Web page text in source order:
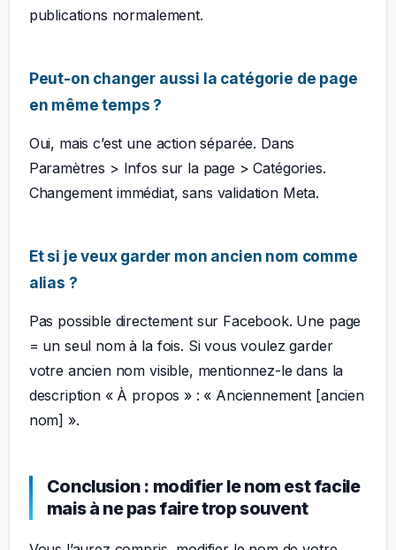
publications normalement.
Peut-on changer aussi la catégorie de page
en même temps ?
Oui, mais c’est une action séparée. Dans
Paramètres > Infos sur la page > Catégories.
Changement immédiat, sans validation Meta.
Et si je veux garder mon ancien nom comme
alias ?
Pas possible directement sur Facebook. Une page
= un seul nom à la fois. Si vous voulez garder
votre ancien nom visible, mentionnez-le dans la
description « À propos » : « Anciennement [ancien
nom] ».
Conclusion : modifier le nom est facile
mais à ne pas faire trop souvent